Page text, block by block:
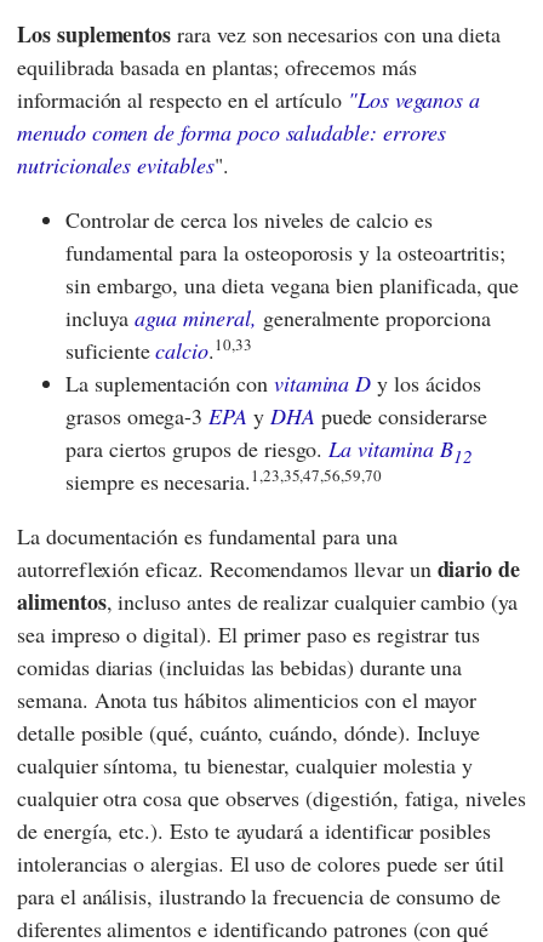
Los suplementos rara vez son necesarios con una dieta
equilibrada basada en plantas; ofrecemos más
información al respecto en el artículo "Los veganos a
menudo comen de forma poco saludable: errores
nutricionales evitables".
Controlar de cerca los niveles de calcio es
fundamental para la osteoporosis y la osteoartritis;
sin embargo, una dieta vegana bien planificada, que
incluya agua mineral, generalmente proporciona
suficientecalcio.10,33
La suplementación con vitamina D y los ácidos
grasos omega-3EPA y DHA puede considerarse
para ciertos grupos de riesgo.La vitamina B12
siempre es necesaria.1,23,35,47,56,59,70
La documentación es fundamental para una
autorreflexión eficaz. Recomendamos llevar un diario de
alimentos, incluso antes de realizar cualquier cambio (ya
sea impreso o digital). El primer paso es registrar tus
comidas diarias (incluidas las bebidas) durante una
semana. Anota tus hábitos alimenticios con el mayor
detalle posible (qué, cuánto, cuándo, dónde). Incluye
cualquier síntoma, tu bienestar, cualquier molestia y
cualquier otra cosa que observes (digestión, fatiga, niveles
de energía, etc.). Esto te ayudará a identificar posibles
intolerancias o alergias. El uso de colores puede ser útil
para el análisis, ilustrando la frecuencia de consumo de
diferentes alimentos e identificando patrones (con qué